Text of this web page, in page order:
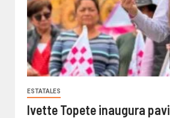
ESTATALES
Ivette Topete inaugura